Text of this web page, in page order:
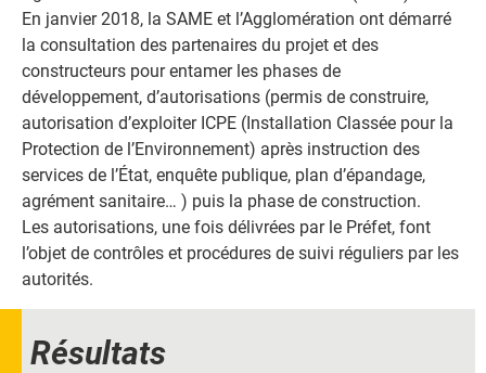
En janvier 2018, la SAME et l’Agglomération ont démarré
la consultation des partenaires du projet et des
constructeurs pour entamer les phases de
développement, d’autorisations (permis de construire,
autorisation d’exploiter ICPE (Installation Classée pour la
Protection de l’Environnement) après instruction des
services de l’État, enquête publique, plan d’épandage,
agrément sanitaire… ) puis la phase de construction.
Les autorisations, une fois délivrées par le Préfet, font
l’objet de contrôles et procédures de suivi réguliers par les
autorités.
Résultats